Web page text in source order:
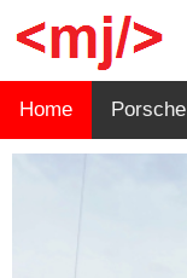
Home Porsche